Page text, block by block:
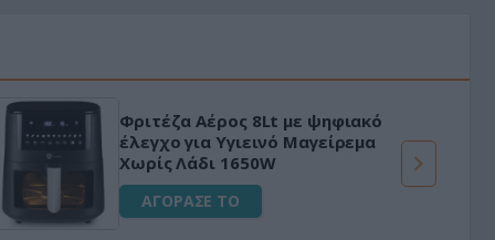
Φριτέζα Αέρος 8Lt με ψηφιακό
έλεγχο για Υγιεινό Μαγείρεμα
Χωρίς Λάδι 1650W
ΑΓΟΡΑΣΕ ΤΟ